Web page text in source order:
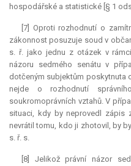
hospodářské a statistické [§ 1
[7] Oproti rozhodnutí o
zákonnost posuzuje soud v
s. ř. jako jednu z otázek v
názoru sedmého senátu v
dotčeným subjektům poskytnuta
nejde o rozhodnutí
soukromoprávních vztahů. V
situaci, kdy by neprovedl zápis
nevrátil tomu, kdo ji zhotovil, by
s. ř. s.
[8] Jelikož právní názor